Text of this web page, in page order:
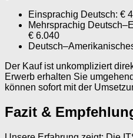
Einsprachig Deutsch: €
Mehrsprachig
€ 6.040
Der Kauf ist unkompliziert
Erwerb erhalten Sie
können sofort mit der
Fazit &